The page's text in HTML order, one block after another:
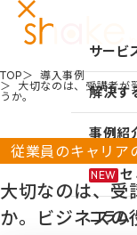
サービ
サー
キャ
研
仕
解決す
事例紹
NEW セ
コラム
TOP
導入事例
大切なのは、受講者が
うか。
従業員のキャリア
大切なのは、受
か。ビジネスの